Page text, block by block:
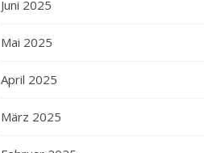
Juni 2025
Mai 2025
April 2025
März 2025